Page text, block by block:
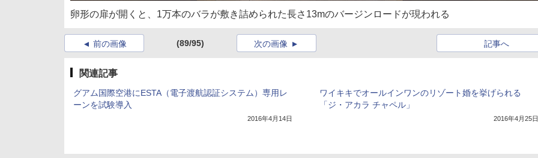
卵形の扉が開くと、1万本のバラが敷き詰められた長さ13mのバージンロードが現われる
前の画像 (89/95) 記事へ
次の画像
関連記事
グアム国際空港にESTA（電子渡航認証システム）専用レ
ーンを試験導入
2016年4月14日
ワイキキでオールインワンのリゾート婚を挙げられる
「ジ・アカラ チャペル」
2016年4月25日